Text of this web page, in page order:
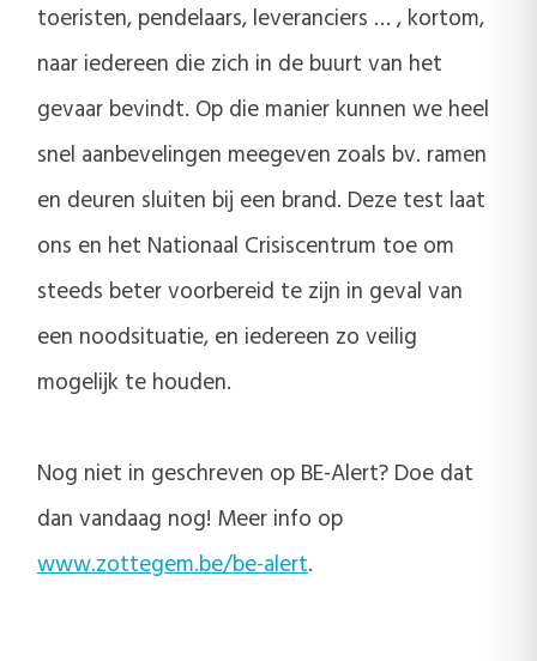
toeristen, pendelaars, leveranciers … , kortom,
naar iedereen die zich in de buurt van het
gevaar bevindt. Op die manier kunnen we heel
snel aanbevelingen meegeven zoals bv. ramen
en deuren sluiten bij een brand. Deze test laat
ons en het Nationaal Crisiscentrum toe om
steeds beter voorbereid te zijn in geval van
een noodsituatie, en iedereen zo veilig
mogelijk te houden.
Nog niet in geschreven op BE-Alert? Doe dat
dan vandaag nog! Meer info op
www.zottegem.be/be-alert.